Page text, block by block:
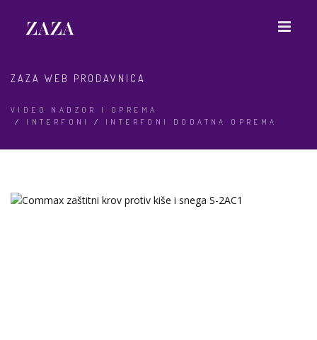
ZAZA WEB PRODAVNICA
VIDEO NADZOR I OPREMA
/ INTERFONI / INTERFONI DODATNA OPREMA